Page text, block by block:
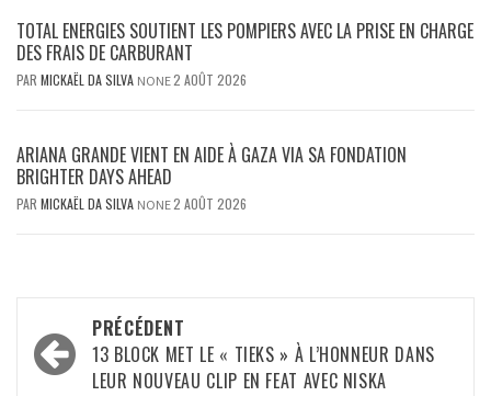
TOTAL ENERGIES SOUTIENT LES POMPIERS AVEC LA PRISE EN CHARGE
DES FRAIS DE CARBURANT
PAR MICKAËL DA SILVA NONE2 AOÛT 2026
ARIANA GRANDE VIENT EN AIDE À GAZA VIA SA FONDATION
BRIGHTER DAYS AHEAD
PAR MICKAËL DA SILVA NONE2 AOÛT 2026
Navigation
d’article
PRÉCÉDENT
13 BLOCK MET LE « TIEKS » À L’HONNEUR DANS
LEUR NOUVEAU CLIP EN FEAT AVEC NISKA